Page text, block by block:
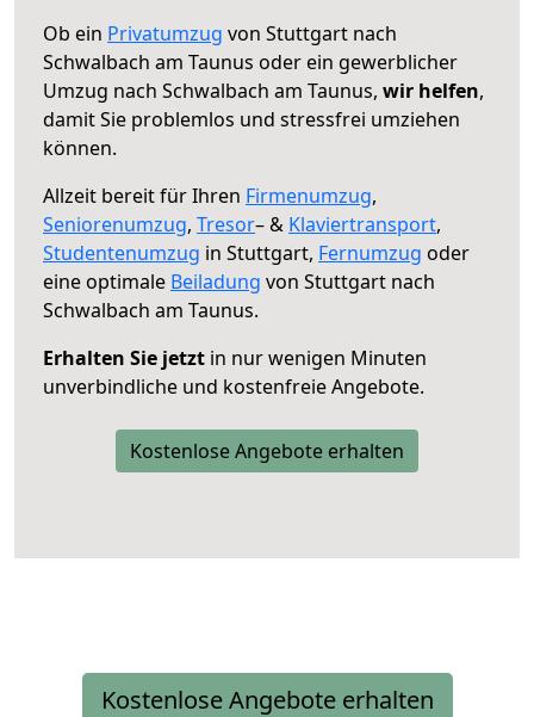
Ob ein Privatumzug von Stuttgart nach
Schwalbach am Taunus oder ein gewerblicher
Umzug nach Schwalbach am Taunus, wir helfen,
damit Sie problemlos und stressfrei umziehen
können.
Allzeit bereit für Ihren Firmenumzug,
Seniorenumzug, Tresor– & Klaviertransport,
Studentenumzug in Stuttgart, Fernumzug oder
eine optimale Beiladung von Stuttgart nach
Schwalbach am Taunus.
Erhalten Sie jetzt in nur wenigen Minuten
unverbindliche und kostenfreie Angebote.
Kostenlose Angebote erhalten
Kostenlose Angebote erhalten